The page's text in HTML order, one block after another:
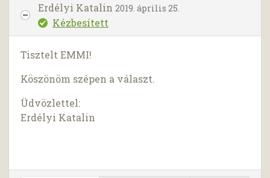
Erdélyi Katalin 2019. április 25.
Kézbesített
Tisztelt EMMI!
Köszönöm szépen a választ.
Üdvözlettel:
Erdélyi Katalin